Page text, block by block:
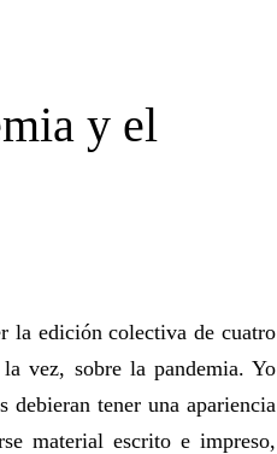
y el
la edición colectiva de cuatro
vez, sobre la pandemia. Yo
tener una apariencia
material escrito e impreso,